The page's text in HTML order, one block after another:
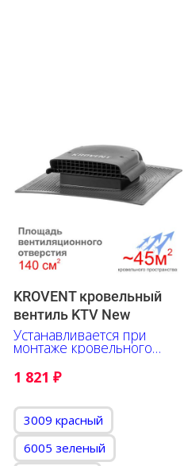
KROVENT кровельный
вентиль KTV New
Устанавливается при
монтаже кровельного
материала
1 821 ₽
3009 красный
6005 зеленый